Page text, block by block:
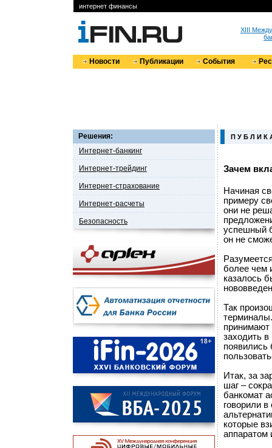
интернет финансы
XIII
Новости Публикации События
Решения:
Интернет-банкинг
Интернет-трейдинг
Интернет-страхование
Интернет-расчеты
Безопасность
П У Б Л И К
Зачем
Начиная
примеру
они не
успешный
он не
более чем
казалось
Так
принимают
заходить
появились
Итак, за
шаг –
банкомат
говорили
которые
аппаратом